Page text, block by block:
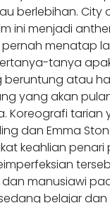
berlebihan. City
ini menjadi
menatap
tanya
beruntung atau
yang akan
Koreografi tarian
dan Emma
keahlian penari
manusiawi
belajar